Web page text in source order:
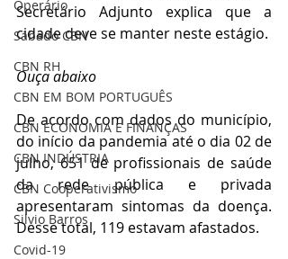
Operário
Sábado CBN
CBN RH
CBN EM BOM PORTUGUÊS
CBN ECONOMIA E FINANÇAS
CBN INDÚSTRIA
CBN Cooperativismo
Silvio Barros
Covid-19
Secretário Adjunto explica que a
cidade deve se manter neste estágio.
Ouça abaixo
De acordo com dados do município,
do início da pandemia até o dia 02 de
julho, 651 de profissionais de saúde
da rede pública e privada
apresentaram sintomas da doença.
Desse total, 119 estavam afastados.